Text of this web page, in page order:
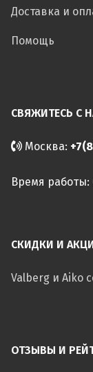
Доставка и
Помощь
СВЯЖИТЕСЬ С
Москва:
Время работы:
СКИДКИ И
Valberg и Aiko
ОТЗЫВЫ И